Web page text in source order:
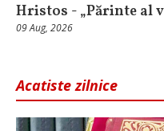
Hristos - „Părinte al
09 Aug, 2026
Acatiste zilnice